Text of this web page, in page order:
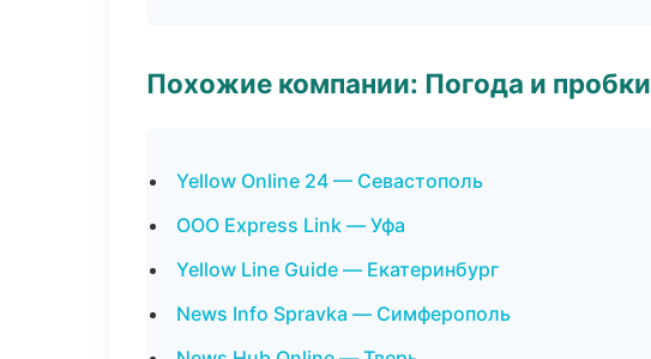
Похожие компании: Погода и пробки
Yellow Online 24 — Севастополь
ООО Express Link — Уфа
Yellow Line Guide — Екатеринбург
News Info Spravka — Симферополь